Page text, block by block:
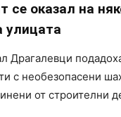
се оказал на
улицата
Драгалевци
с необезопасени
от строителни